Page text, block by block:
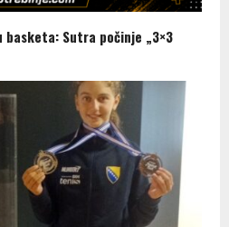
basketa: Sutra počinje „3×3